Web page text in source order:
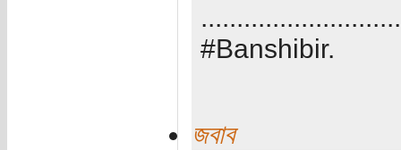
#Banshibir.
জবাব